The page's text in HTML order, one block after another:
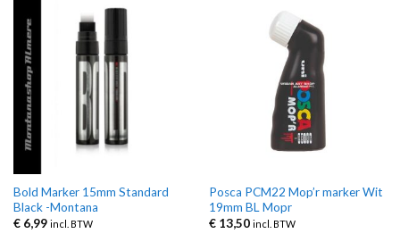
Bold Marker 15mm Standard
Black -Montana
€6,99 incl. BTW
Posca PCM22 Mop’r marker Wit
19mm BL Mopr
€13,50 incl. BTW